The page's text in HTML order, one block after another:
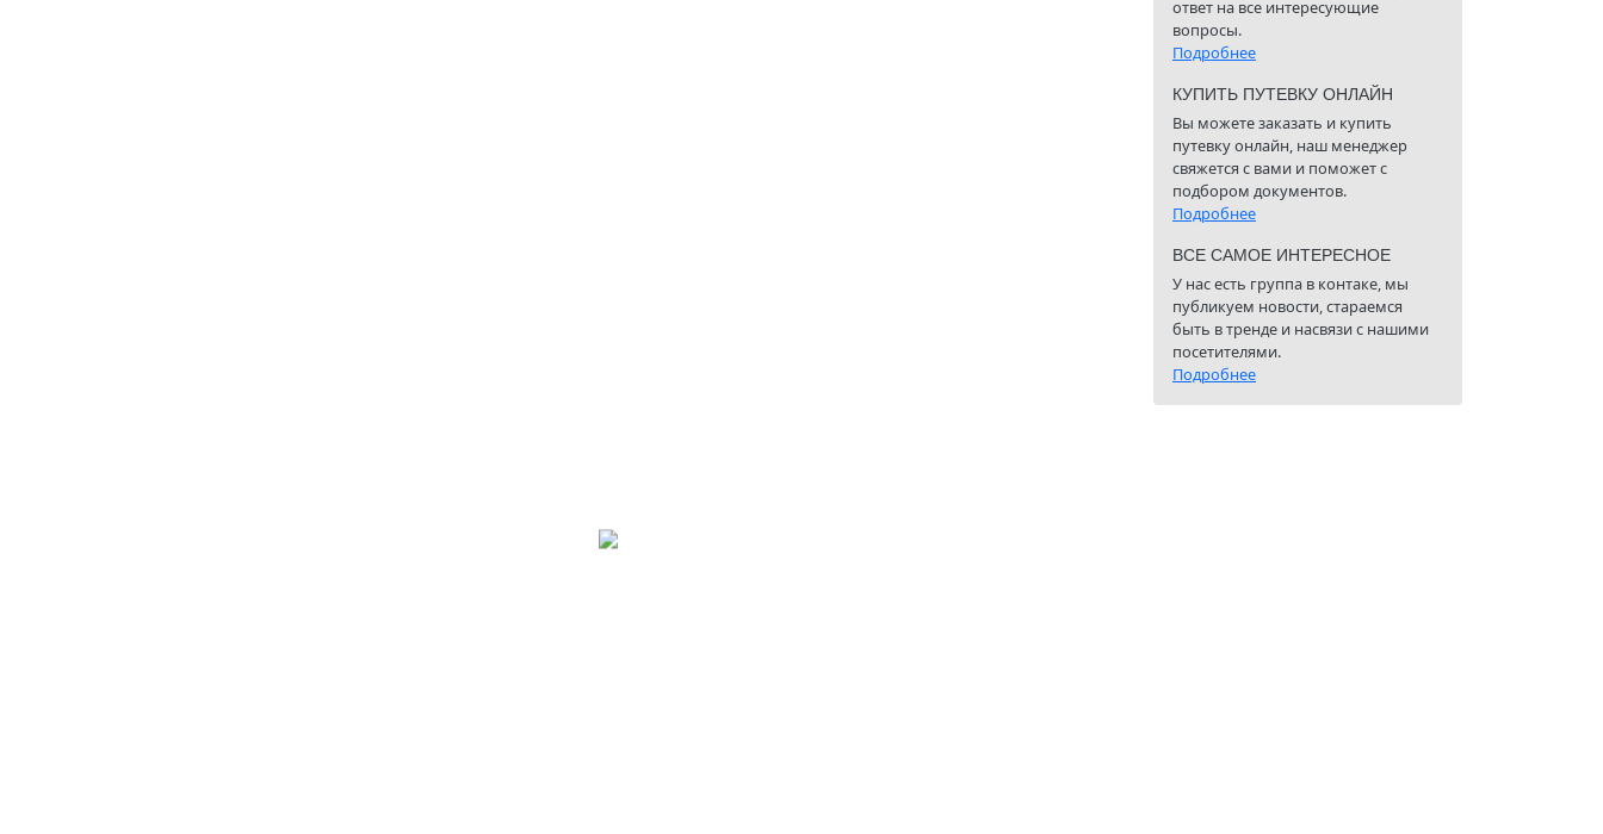
ответ на все интересующие
вопросы.
Подробнее
КУПИТЬ ПУТЕВКУ ОНЛАЙН
Вы можете заказать и купить
путевку онлайн, наш менеджер
свяжется с вами и поможет с
подбором документов.
Подробнее
ВСЕ САМОЕ ИНТЕРЕСНОЕ
У нас есть группа в контаке, мы
публикуем новости, стараемся
быть в тренде и насвязи с нашими
посетителями.
Подробнее